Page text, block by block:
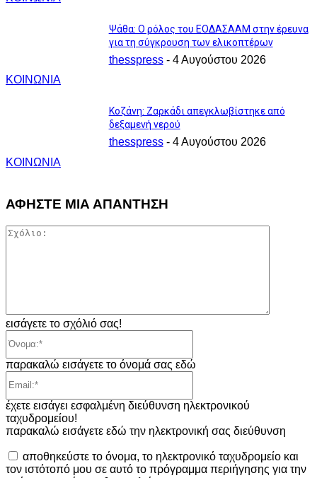
ΚΟΙΝΩΝΙΑ
Ψάθα: Ο ρόλος του ΕΟΔΑΣΑΑΜ στην έρευνα
για τη σύγκρουση των ελικοπτέρων
thesspress - 4 Αυγούστου 2026
ΚΟΙΝΩΝΙΑ
Κοζάνη: Ζαρκάδι απεγκλωβίστηκε από
δεξαμενή νερού
thesspress - 4 Αυγούστου 2026
ΑΦΗΣΤΕ ΜΙΑ ΑΠΑΝΤΗΣΗ
εισάγετε το σχόλιό σας!
παρακαλώ εισάγετε το όνομά σας εδώ
έχετε εισάγει εσφαλμένη διεύθυνση ηλεκτρονικού
ταχυδρομείου!
παρακαλώ εισάγετε εδώ την ηλεκτρονική σας διεύθυνση
αποθηκεύστε το όνομα, το ηλεκτρονικό ταχυδρομείο και
τον ιστότοπό μου σε αυτό το πρόγραμμα περιήγησης για την